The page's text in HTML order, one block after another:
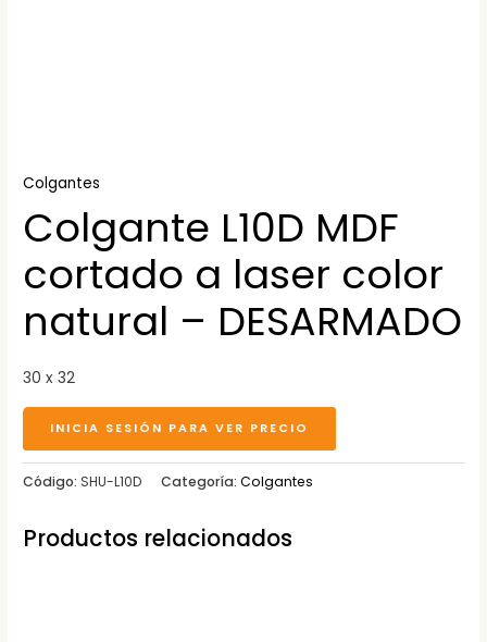
Colgantes
Colgante L10D MDF
cortado a laser color
natural – DESARMADO
30 x 32
INICIA SESIÓN PARA VER PRECIO
Código:SHU-L10D Categoría:Colgantes
Productos relacionados